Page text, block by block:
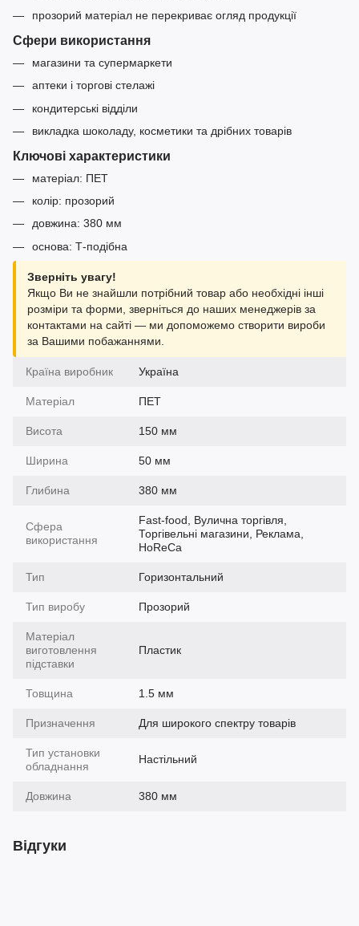
прозорий матеріал не перекриває огляд продукції
Сфери використання
магазини та супермаркети
аптеки і торгові стелажі
кондитерські відділи
викладка шоколаду, косметики та дрібних товарів
Ключові характеристики
матеріал: ПЕТ
колір: прозорий
довжина: 380 мм
основа: Т-подібна
Зверніть увагу!
Якщо Ви не знайшли потрібний товар або необхідні інші
розміри та форми, зверніться до наших менеджерів за
контактами на сайті — ми допоможемо створити вироби
за Вашими побажаннями.
Країна виробник Україна
Матеріал ПЕТ
Висота 150 мм
Ширина 50 мм
Глибина 380 мм
Сфера
використання
Fast-food, Вулична торгівля,
Торгівельні магазини, Реклама,
HoReCa
Тип Горизонтальний
Тип виробу Прозорий
Матеріал
виготовлення
підставки
Пластик
Товщина 1.5 мм
Призначення Для широкого спектру товарів
Тип установки
обладнання
Настільний
Довжина 380 мм
Відгуки